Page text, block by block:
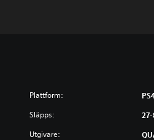
Plattform:
Släpps:
Utgivare: